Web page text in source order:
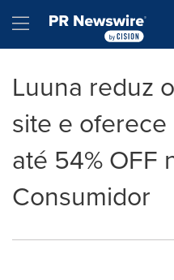
Hamburger menu
Luuna reduz
site e
até 54% OFF
Consumidor